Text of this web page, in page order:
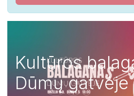
Kultūros
Dūmų gatvėje